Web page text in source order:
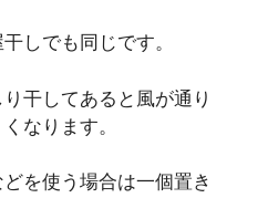
しでも同じです。
干してあると風が通り
なります。
を使う場合は一個置き